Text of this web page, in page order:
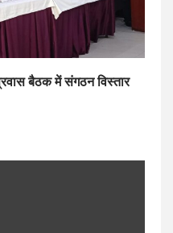
बैठक में संगठन विस्तार